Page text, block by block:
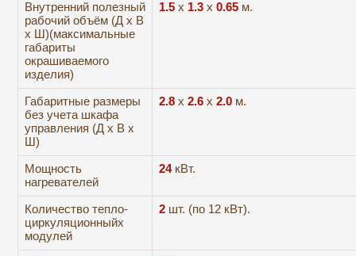
Внутренний полезный
рабочий объём (Д х В
х Ш)(максимальные
габариты
окрашиваемого
изделия)
1.5х 1.3х0.65 м.
Габаритные размеры
без учета шкафа
управления (Д х В х
Ш)
2.8 х2.6х 2.0 м.
Мощность
нагревателей
24кВт.
Количество тепло-
циркуляционныйх
модулей
2 шт. (по 12 кВт).